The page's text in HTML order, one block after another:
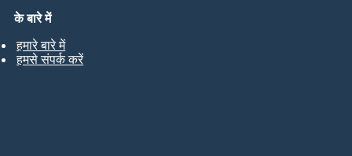
के बारे में
हमारे बारे में
हमसे संपर्क करें